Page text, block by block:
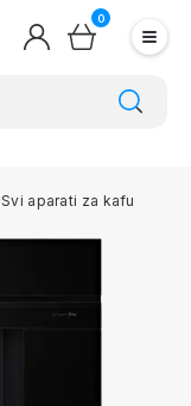
0
Svi aparati za kafu